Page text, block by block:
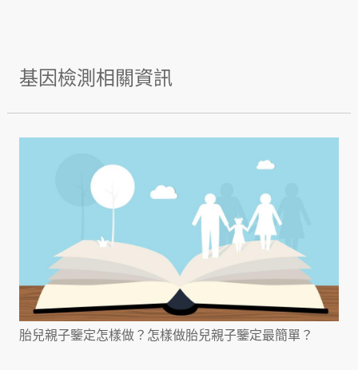
基因檢測相關資訊
胎兒親子鑒定怎樣做？怎樣做胎兒親子鑒定最簡單？